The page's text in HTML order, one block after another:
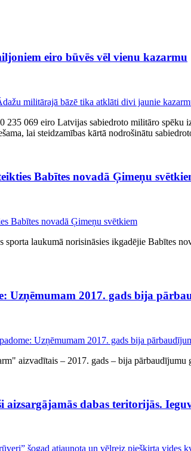
eiro būvēs vēl vienu kazarmu
235 069 eiro Latvijas sabiedroto militāro
lai steidzamības kārtā nodrošinātu
Babītes novadā Ģimeņu
sporta laukumā norisināsies ikgadējie Babītes
Uzņēmumam 2017. gads bija
aizvadītais – 2017. gads – bija pārbaudījumu
aizsargājamās dabas teritorijās.